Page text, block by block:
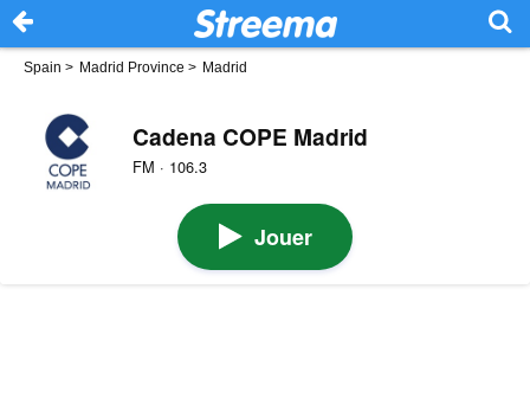
Spain > Madrid Province > Madrid
Cadena COPE Madrid
FM · 106.3
Jouer